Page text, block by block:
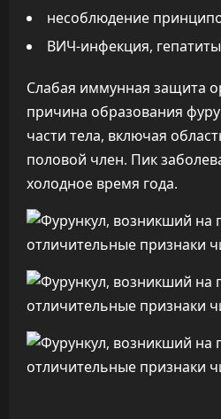
несоблюдение
ВИЧ-инфекция, гепатиты
Слабая иммунная защита
причина образования
части тела, включая
половой член. Пик
холодное время года.